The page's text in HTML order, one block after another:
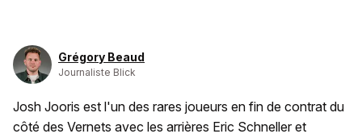
Grégory Beaud
Journaliste Blick
Josh Jooris est l'un des rares joueurs en fin de contrat du
côté des Vernets avec les arrières Eric Schneller et